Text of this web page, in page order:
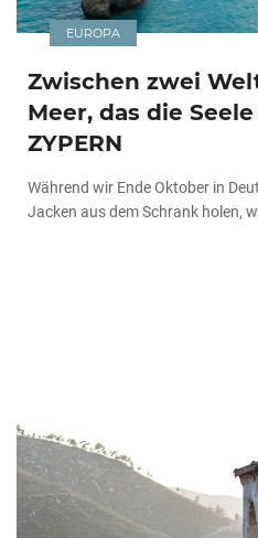
EUROPA
Zwischen zwei
Meer, das die
ZYPERN
Während wir Ende Oktober in
Jacken aus dem Schrank holen,